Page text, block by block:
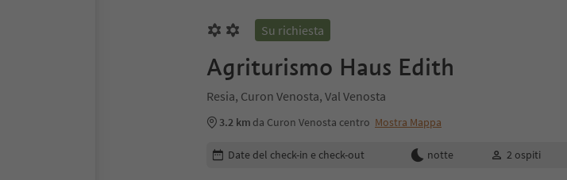
Su richiesta
Agriturismo Haus Edith
Resia, Curon Venosta, Val Venosta
3.2 km da Curon Venosta centro Mostra Mappa
Modifica i dettagli della prenotazione
Date del check-in e check-out notte 2 ospiti